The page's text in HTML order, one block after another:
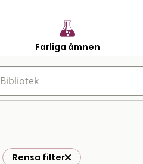
Farliga ämnen
Rensa filter